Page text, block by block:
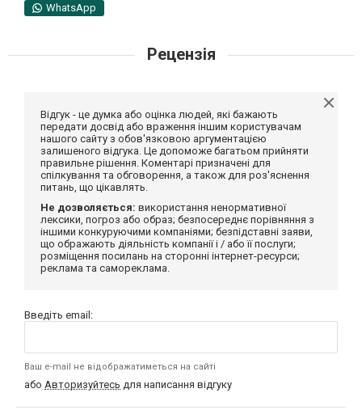
WhatsApp
Рецензія
Відгук - це думка або оцінка людей, які бажають
передати досвід або враження іншим користувачам
нашого сайту з обов'язковою аргументацією
залишеного відгука. Це допоможе багатьом прийняти
правильне рішення. Коментарі призначені для
спілкування та обговорення, а також для роз'яснення
питань, що цікавлять.
Не дозволяється: використання ненормативної
лексики, погроз або образ; безпосереднє порівняння з
іншими конкуруючими компаніями; безпідставні заяви,
що ображають діяльність компанії і / або її послуги;
розміщення посилань на сторонні інтернет-ресурси;
реклама та самореклама.
Введіть email:
Ваш e-mail не відображатиметься на сайті
або Авторизуйтесь для написання відгуку